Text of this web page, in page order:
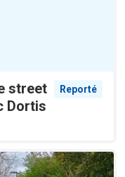
street
Dortis
Reporté